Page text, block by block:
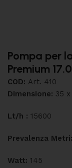
Pompa per
Premium
COD: Art. 410
Dimensione: 35
Lt/h : 15600
Prevalenza Metri:
Watt: 145